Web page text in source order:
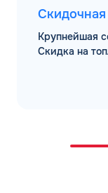
Крупнейшая
Скидка на